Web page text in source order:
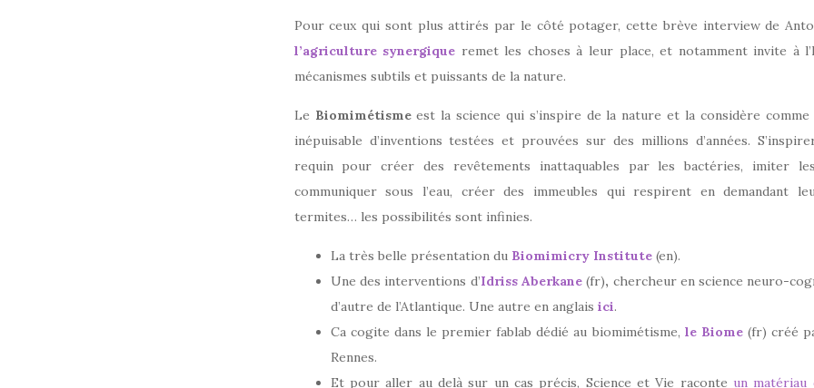
Pour ceux qui sont plus attirés par le côté potager, cette brève interview de
l’agriculture synergique remet les choses à leur place, et notamment invite à
mécanismes subtils et puissants de la nature.
Le Biomimétismeest la science qui s’inspire de la nature et la considère
inépuisable d’inventions testées et prouvées sur des millions d’années.
requin pour créer des revêtements inattaquables par les bactéries, imiter
communiquer sous l’eau, créer des immeubles qui respirent en demandant
termites… les possibilités sont infinies.
La très belle présentation du Biomimicry Institute(en).
Une des interventions d’Idriss Aberkane (fr), chercheur en science neuro-
d’autre de l’Atlantique. Une autre en anglais ici.
Ca cogite dans le premier fablab dédié au biomimétisme, le Biome(fr) créé
Rennes.
Et pour aller au delà sur un cas précis, Science et Vie raconte un matériau